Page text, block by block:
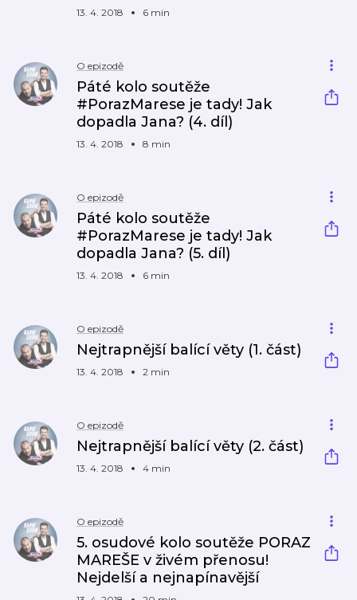
13. 4. 2018 6 min
O epizodě
Páté kolo soutěže
#PorazMarese je tady! Jak
dopadla Jana? (4. díl)
13. 4. 2018 8 min
O epizodě
Páté kolo soutěže
#PorazMarese je tady! Jak
dopadla Jana? (5. díl)
13. 4. 2018 6 min
O epizodě
Nejtrapnější balící věty (1. část)
13. 4. 2018 2 min
O epizodě
Nejtrapnější balící věty (2. část)
13. 4. 2018 4 min
O epizodě
5. osudové kolo soutěže PORAZ
MAREŠE v živém přenosu!
Nejdelší a nejnapínavější